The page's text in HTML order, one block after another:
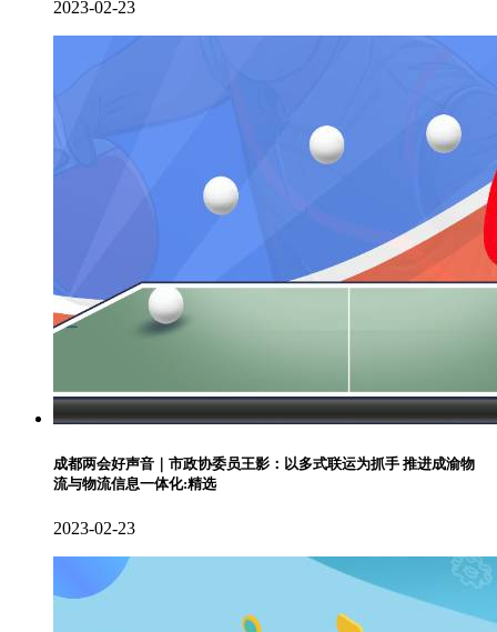
2023-02-23
成都两会好声音｜市政协委员王影：以多式联运为抓手 推进成渝物
流与物流信息一体化:精选
2023-02-23